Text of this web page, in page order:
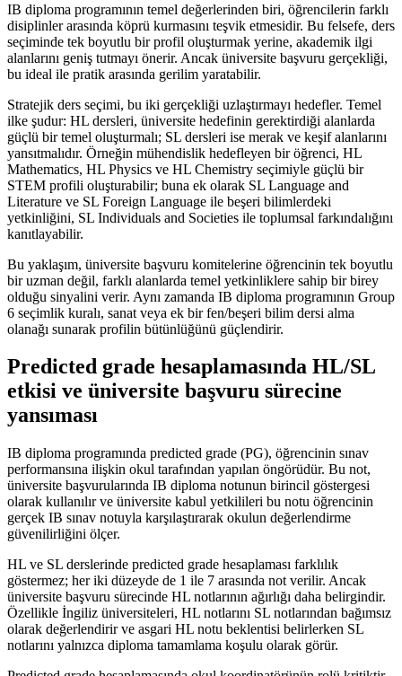
IB diploma programının temel değerlerinden biri, öğrencilerin farklı
disiplinler arasında köprü kurmasını teşvik etmesidir. Bu felsefe, ders
seçiminde tek boyutlu bir profil oluşturmak yerine, akademik ilgi
alanlarını geniş tutmayı önerir. Ancak üniversite başvuru gerçekliği,
bu ideal ile pratik arasında gerilim yaratabilir.
Stratejik ders seçimi, bu iki gerçekliği uzlaştırmayı hedefler. Temel
ilke şudur: HL dersleri, üniversite hedefinin gerektirdiği alanlarda
güçlü bir temel oluşturmalı; SL dersleri ise merak ve keşif alanlarını
yansıtmalıdır. Örneğin mühendislik hedefleyen bir öğrenci, HL
Mathematics, HL Physics ve HL Chemistry seçimiyle güçlü bir
STEM profili oluşturabilir; buna ek olarak SL Language and
Literature ve SL Foreign Language ile beşeri bilimlerdeki
yetkinliğini, SL Individuals and Societies ile toplumsal farkındalığını
kanıtlayabilir.
Bu yaklaşım, üniversite başvuru komitelerine öğrencinin tek boyutlu
bir uzman değil, farklı alanlarda temel yetkinliklere sahip bir birey
olduğu sinyalini verir. Aynı zamanda IB diploma programının Group
6 seçimlik kuralı, sanat veya ek bir fen/beşeri bilim dersi alma
olanağı sunarak profilin bütünlüğünü güçlendirir.
Predicted grade hesaplamasında HL/SL
etkisi ve üniversite başvuru sürecine
yansıması
IB diploma programında predicted grade (PG), öğrencinin sınav
performansına ilişkin okul tarafından yapılan öngörüdür. Bu not,
üniversite başvurularında IB diploma notunun birincil göstergesi
olarak kullanılır ve üniversite kabul yetkilileri bu notu öğrencinin
gerçek IB sınav notuyla karşılaştırarak okulun değerlendirme
güvenilirliğini ölçer.
HL ve SL derslerinde predicted grade hesaplaması farklılık
göstermez; her iki düzeyde de 1 ile 7 arasında not verilir. Ancak
üniversite başvuru sürecinde HL notlarının ağırlığı daha belirgindir.
Özellikle İngiliz üniversiteleri, HL notlarını SL notlarından bağımsız
olarak değerlendirir ve asgari HL notu beklentisi belirlerken SL
notlarını yalnızca diploma tamamlama koşulu olarak görür.